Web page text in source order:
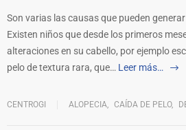
Son varias las causas que pueden
Existen niños que desde los primeros
alteraciones en su cabello, por ejemplo
pelo de textura rara, que… Leer más…
CENTROGI ALOPECIA, CAÍDA DE PELO,